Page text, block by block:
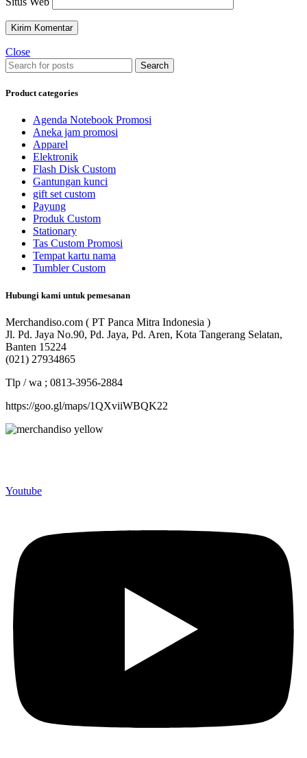
Close
Search
Product categories
Agenda Notebook Promosi
Aneka jam promosi
Apparel
Elektronik
Flash Disk Custom
Gantungan kunci
gift set custom
Payung
Produk Custom
Stationary
Tas Custom Promosi
Tempat kartu nama
Tumbler Custom
Hubungi kami untuk pemesanan
Merchandiso.com ( PT Panca Mitra Indonesia )
Jl. Pd. Jaya No.90, Pd. Jaya, Pd. Aren, Kota Tangerang Selatan,
Banten 15224
(021) 27934865
Tlp / wa ; 0813-3956-2884
https://goo.gl/maps/1QXviiWBQK22
Youtube